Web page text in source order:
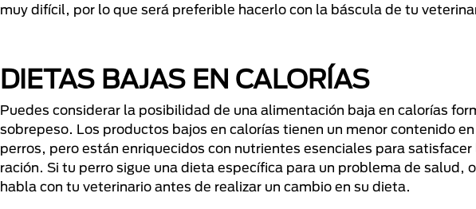
muy difícil, por lo que será preferible hacerlo con la báscula de tu
DIETAS BAJAS EN CALORÍAS
Puedes considerar la posibilidad de una alimentación baja en calorías
sobrepeso. Los productos bajos en calorías tienen un menor contenido
perros, pero están enriquecidos con nutrientes esenciales para
ración. Si tu perro sigue una dieta específica para un problema de salud,
habla con tu veterinario antes de realizar un cambio en su dieta.